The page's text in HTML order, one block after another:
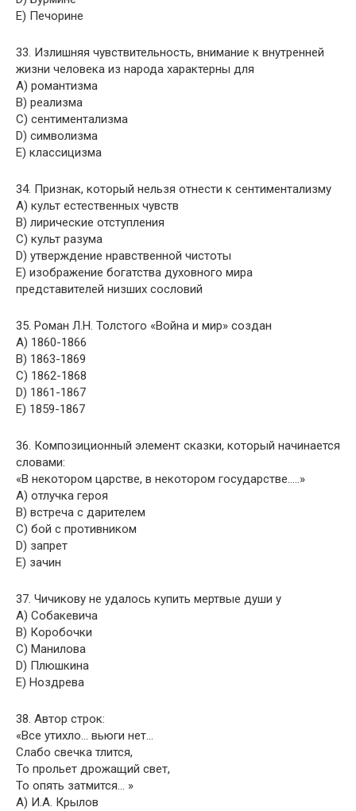
E) Печорине
33. Излишняя чувствительность, внимание к внутренней
жизни человека из народа характерны для
A) романтизма
B) реализма
C) сентиментализма
D) символизма
E) классицизма
34. Признак, который нельзя отнести к сентиментализму
A) культ естественных чувств
B) лирические отступления
C) культ разума
D) утверждение нравственной чистоты
E) изображение богатства духовного мира
представителей низших сословий
35. Роман Л.Н. Толстого «Война и мир» создан
A) 1860-1866
B) 1863-1869
C) 1862-1868
D) 1861-1867
E) 1859-1867
36. Композиционный элемент сказки, который начинается
словами:
«В некотором царстве, в некотором государстве…..»
A) отлучка героя
B) встреча с дарителем
C) бой с противником
D) запрет
E) зачин
37. Чичикову не удалось купить мертвые души у
A) Собакевича
B) Коробочки
C) Манилова
D) Плюшкина
E) Ноздрева
38. Автор строк:
«Все утихло… вьюги нет…
Слабо свечка тлится,
То прольет дрожащий свет,
То опять затмится… »
A) И.А. Крылов